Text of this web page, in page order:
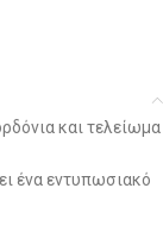
και τελείωμα
ένα εντυπωσιακό